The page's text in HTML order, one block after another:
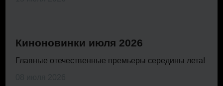
Киноновинки июля 2026
Главные отечественные премьеры середины лета!